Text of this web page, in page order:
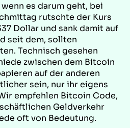
es darum geht, bei
rutschte der Kurs
Dollar und sank damit auf
seit dem, sollten
Technisch gesehen
zwischen dem Bitcoin
auf der anderen
sein, nur ihr eigens
empfehlen Bitcoin Code,
Geldverkehr
oft von Bedeutung.